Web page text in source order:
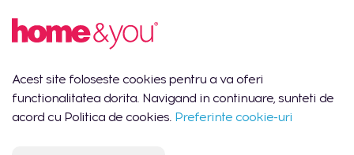
Shopping MallDova
- Chișinău, str.
Port Mall -
Chișinău, str. Mihail
Sadoveanu 42/6
Lun-Dum:
10:00 -
22:00
0
Acest site foloseste cookies pentru a va oferi
functionalitatea dorita. Navigand in continuare, sunteti de
acord cu Politica de cookies. Preferinte cookie-uri